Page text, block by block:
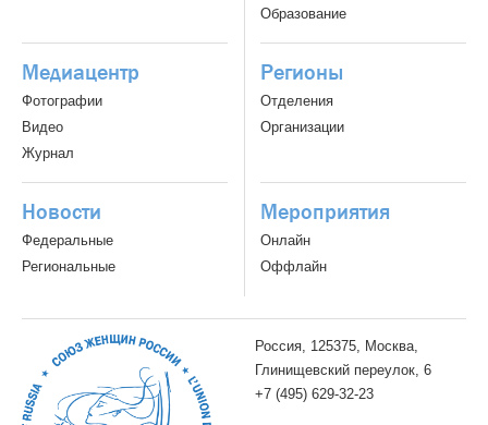
Образование
Медиацентр
Фотографии
Видео
Журнал
Регионы
Отделения
Организации
Новости
Федеральные
Региональные
Мероприятия
Онлайн
Оффлайн
Россия, 125375, Москва,
Глинищевский переулок, 6
+7 (495) 629-32-23